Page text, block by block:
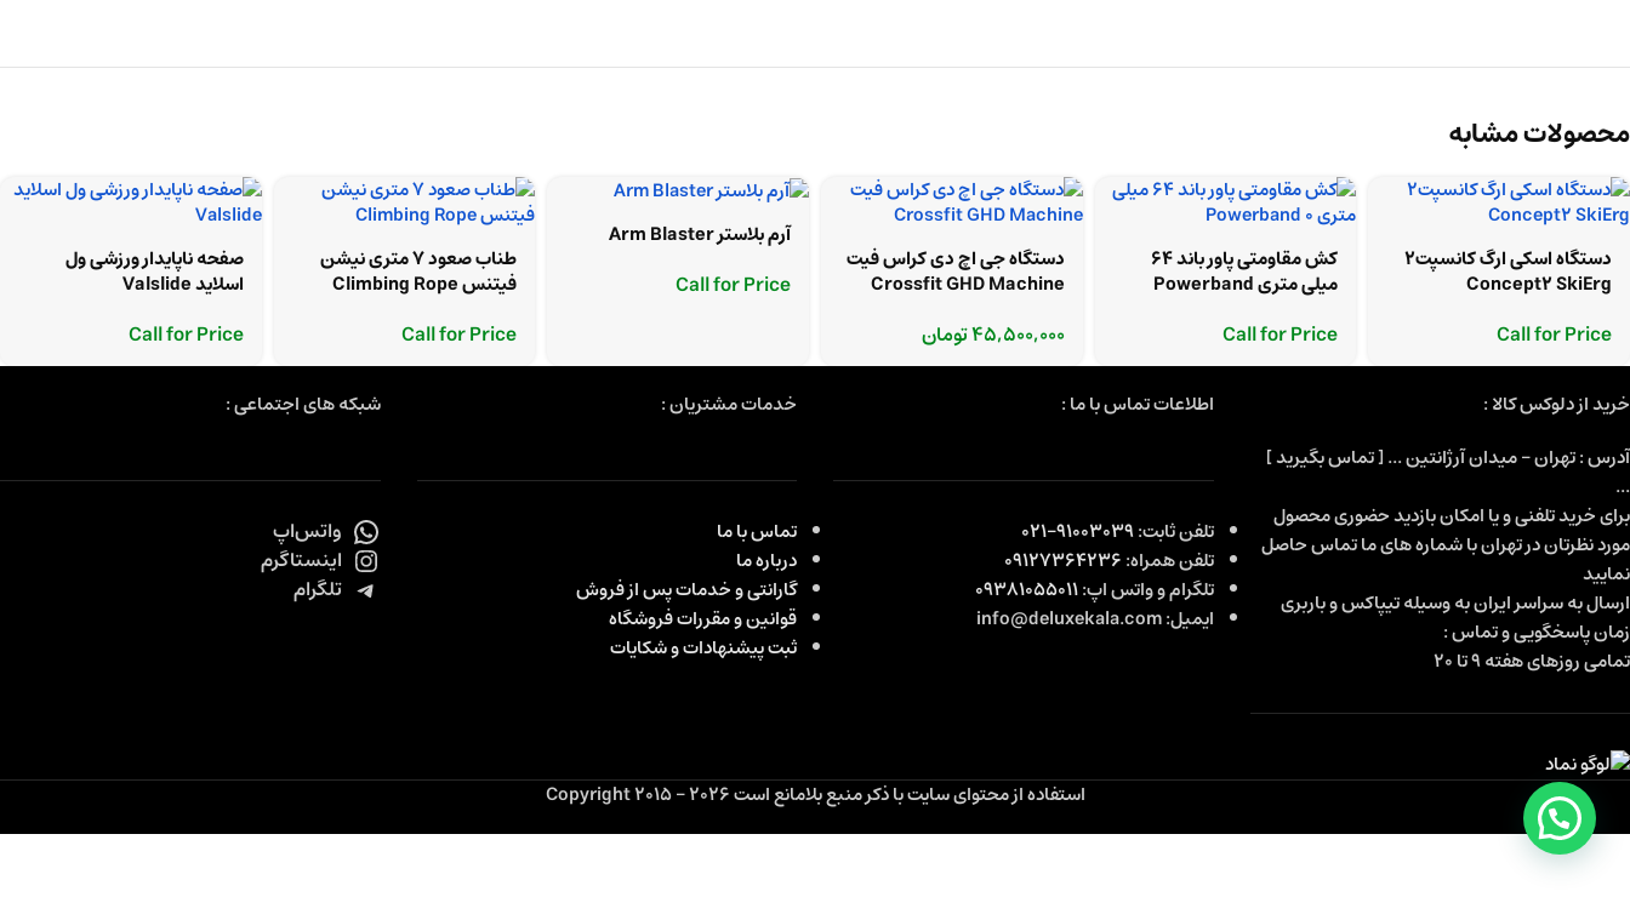
محصولات مشابه
دستگاه اسکی ارگ کانسپت2
Concept2 SkiErg
Call for Price
کش مقاومتی پاور باند 64
میلی متری Powerband
Call for Price
دستگاه جی اچ دی کراس فیت
Crossfit GHD Machine
45,500,000تومان
آرم بلاستر Arm Blaster
Call for Price
طناب صعود 7 متری نیشن
فیتنس Climbing Rope
Call for Price
صفحه ناپایدار ورزشی ول
اسلاید Valslide
Call for Price
خرید از دلوکس کالا :
آدرس : تهران - میدان آرژانتین ... [ تماس بگیرید ]
...
برای خرید تلفنی و یا امکان بازدید حضوری محصول
مورد نظرتان در تهران با شماره های ما تماس حاصل
نمایید
ارسال به سراسر ایران به وسیله تیپاکس و باربری
زمان پاسخگویی و تماس :
تمامی روزهای هفته 9 تا 20
اطلاعات تماس با ما :
تلفن ثابت:91003039-021
تلفن همراه:09127364236
تلگرام و واتس اپ:09381055011
ایمیل: info@deluxekala.com
خدمات مشتریان :
تماس با ما
درباره ما
گارانتی و خدمات پس از فروش
قوانین و مقررات فروشگاه
ثبت پیشنهادات و شکایات
شبکه های اجتماعی :
واتس‌اپ
اینستاگرم
تلگرام
استفاده از محتوای سایت با ذکر منبع بلامانع است Copyright 2015 - 2026